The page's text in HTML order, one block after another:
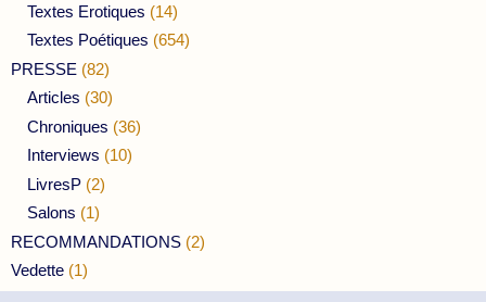
Textes Erotiques (14)
Textes Poétiques (654)
PRESSE (82)
Articles (30)
Chroniques (36)
Interviews (10)
LivresP (2)
Salons (1)
RECOMMANDATIONS (2)
Vedette (1)